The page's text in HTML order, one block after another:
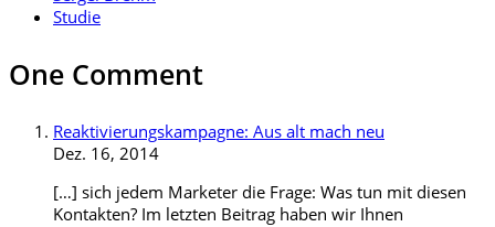
Studie
One Comment
Reaktivierungskampagne: Aus alt mach neu
Dez. 16, 2014
[…] sich jedem Marketer die Frage: Was tun mit diesen
Kontakten? Im letzten Beitrag haben wir Ihnen